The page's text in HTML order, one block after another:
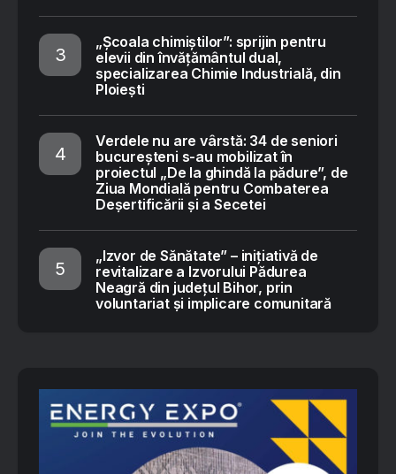
„Școala chimiștilor”: sprijin pentru
elevii din învățământul dual,
specializarea Chimie Industrială, din
Ploiești
Verdele nu are vârstă: 34 de seniori
bucureșteni s-au mobilizat în
proiectul „De la ghindă la pădure”, de
Ziua Mondială pentru Combaterea
Deșertificării și a Secetei
„Izvor de Sănătate” – inițiativă de
revitalizare a Izvorului Pădurea
Neagră din județul Bihor, prin
voluntariat și implicare comunitară